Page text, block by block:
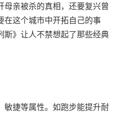
亲被杀的真相，还要复兴曾
在这个城市中开拓自己的事
斯》让人不禁想起了那些经典
敏捷等属性。如跑步能提升耐